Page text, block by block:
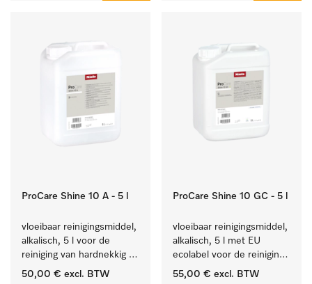
ProCare Shine 10 A - 5 l
vloeibaar reinigingsmiddel,
alkalisch, 5 l voor de
reiniging van hardnekkig
vuil op serviesgoed,
50,00 € excl. BTW
ProCare Shine 10 GC - 5 l
vloeibaar reinigingsmiddel,
alkalisch, 5 l met EU
ecolabel voor de reiniging
van alledaags vuil op
55,00 € excl. BTW